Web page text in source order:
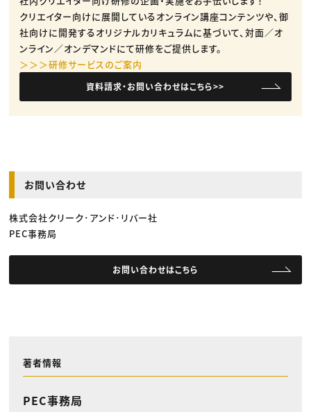
クリエイター向けに展開しているオンライン講座コンテンツや、御
社向けに開発するオリジナルカリキュラムに基づいて、対面／オ
ンライン／オンデマンドにて研修をご提供します。
＞＞＞研修サービスのご案内
資料請求・お問い合わせはこちら>>
お問い合わせ
株式会社クリーク･アンド･リバー社
PEC事務局
お問い合わせはこちら
著者情報
PEC事務局